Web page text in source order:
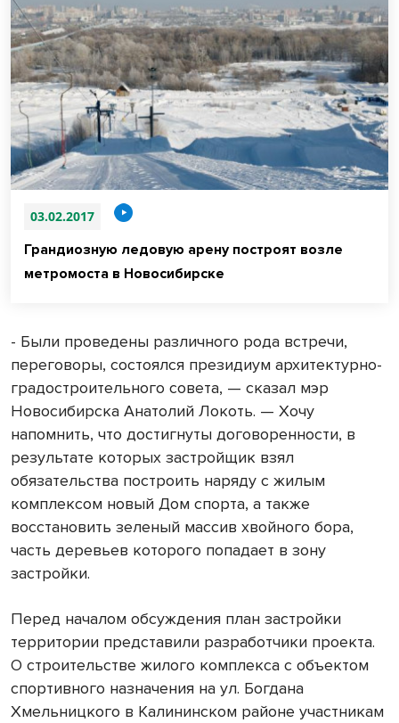
03.02.2017
Грандиозную ледовую арену построят возле
метромоста в Новосибирске
- Были проведены различного рода встречи,
переговоры, состоялся президиум архитектурно-
градостроительного совета, — сказал мэр
Новосибирска Анатолий Локоть. — Хочу
напомнить, что достигнуты договоренности, в
результате которых застройщик взял
обязательства построить наряду с жилым
комплексом новый Дом спорта, а также
восстановить зеленый массив хвойного бора,
часть деревьев которого попадает в зону
застройки.
Перед началом обсуждения план застройки
территории представили разработчики проекта.
О строительстве жилого комплекса с объектом
спортивного назначения на ул. Богдана
Хмельницкого в Калининском районе участникам